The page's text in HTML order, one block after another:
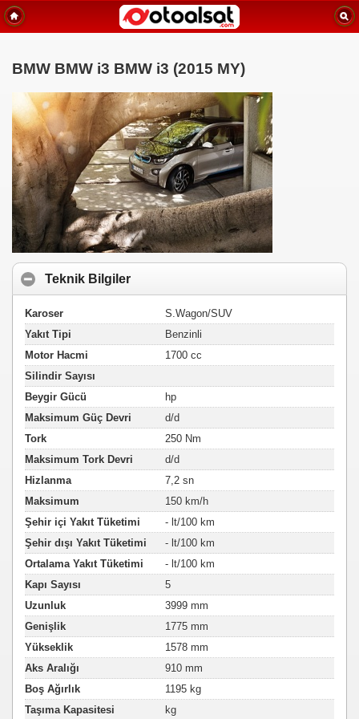
BMW BMW i3 BMW i3 (2015 MY)
Teknik Bilgiler
Karoser
S.Wagon/SUV
Yakıt Tipi
Benzinli
Motor Hacmi
1700 cc
Silindir Sayısı
Beygir Gücü
hp
Maksimum Güç Devri
d/d
Tork
250 Nm
Maksimum Tork Devri
d/d
Hizlanma
7,2 sn
Maksimum
150 km/h
Şehir içi Yakıt Tüketimi
- lt/100 km
Şehir dışı Yakıt Tüketimi
- lt/100 km
Ortalama Yakıt Tüketimi
- lt/100 km
Kapı Sayısı
5
Uzunluk
3999 mm
Genişlik
1775 mm
Yükseklik
1578 mm
Aks Aralığı
910 mm
Boş Ağırlık
1195 kg
Taşıma Kapasitesi
kg